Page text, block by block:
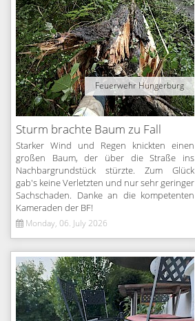
Feuerwehr Hungerburg
Sturm brachte Baum zu Fall
Starker Wind und Regen knickten einen
großen Baum, der über die Straße ins
Nachbargrundstück stürzte. Zum Glück
gab's keine Verletzten und nur sehr geringer
Sachschaden. Danke an die kompetenten
Kameraden der BF!
Monday, 06. July 2026